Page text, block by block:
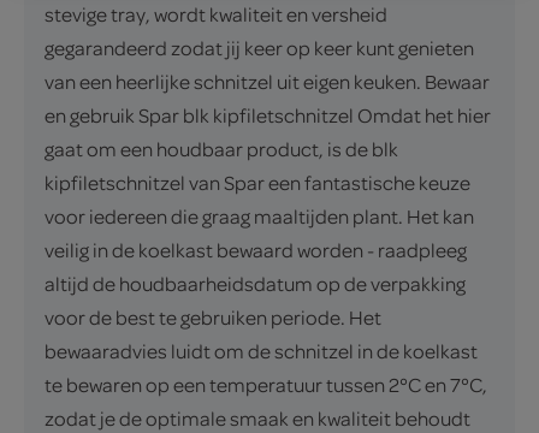
stevige tray, wordt kwaliteit en versheid
gegarandeerd zodat jij keer op keer kunt genieten
van een heerlijke schnitzel uit eigen keuken. Bewaar
en gebruik Spar blk kipfiletschnitzel Omdat het hier
gaat om een houdbaar product, is de blk
kipfiletschnitzel van Spar een fantastische keuze
voor iedereen die graag maaltijden plant. Het kan
veilig in de koelkast bewaard worden - raadpleeg
altijd de houdbaarheidsdatum op de verpakking
voor de best te gebruiken periode. Het
bewaaradvies luidt om de schnitzel in de koelkast
te bewaren op een temperatuur tussen 2°C en 7°C,
zodat je de optimale smaak en kwaliteit behoudt